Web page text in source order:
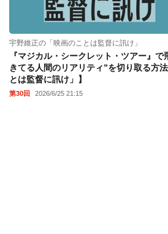
宇野維正の「映画のことは監督に訊け」
『マジカル・シークレット・ツアー』
きてる人間のリアリティ”を切り取る方
とは監督に訊け」】
第30回 2026/6/25 21:15